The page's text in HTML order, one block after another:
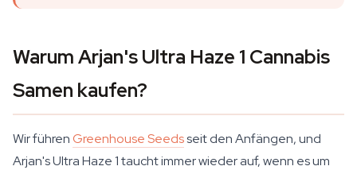
Warum Arjan's Ultra Haze 1 Cannabis
Samen kaufen?
Wir führenGreenhouse Seedsseit den Anfängen, und
Arjan's Ultra Haze 1 taucht immer wieder auf, wenn es um